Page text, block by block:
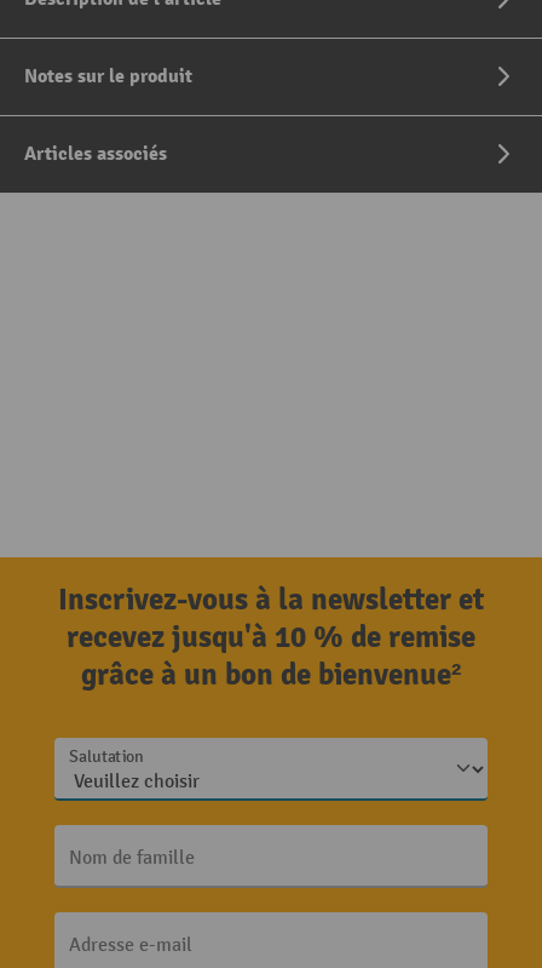
Notes sur le produit
Articles associés
Inscrivez-vous à la newsletter et
recevez jusqu'à 10 % de remise
grâce à un bon de bienvenue²
Salutation
Nom de famille
Adresse e-mail